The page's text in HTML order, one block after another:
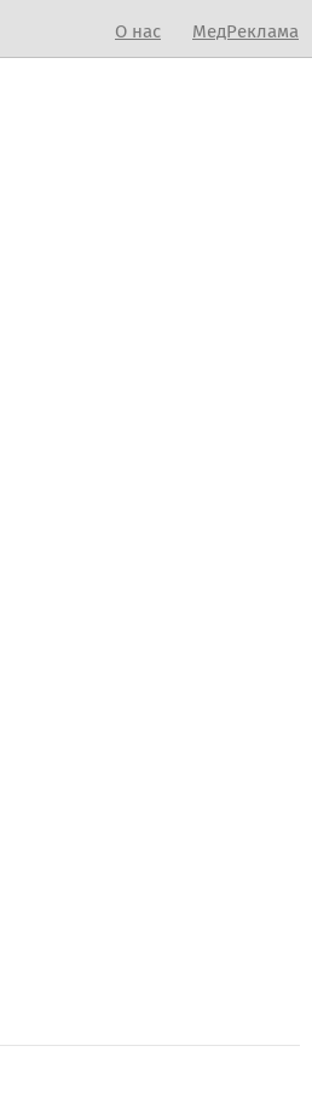
О нас МедРеклама